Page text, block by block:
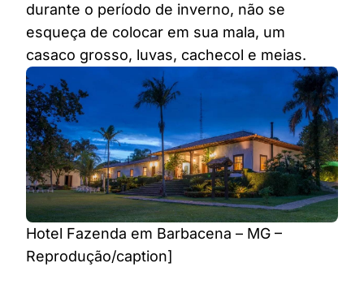
durante o período de inverno, não se
esqueça de colocar em sua mala, um
casaco grosso, luvas, cachecol e meias.
Hotel Fazenda em Barbacena – MG –
Reprodução/caption]